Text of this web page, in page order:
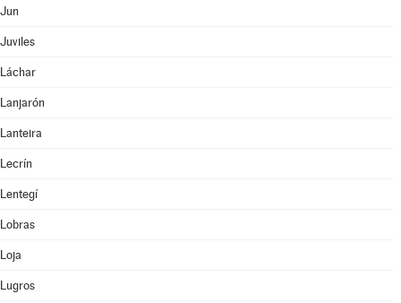
Jun
Juviles
Láchar
Lanjarón
Lanteira
Lecrín
Lentegí
Lobras
Loja
Lugros